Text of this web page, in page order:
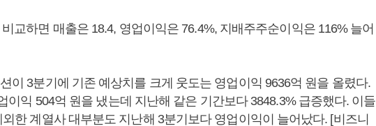
교하면 매출은 18.4, 영업이익은 76.4%, 지배주주순이익은 116% 늘어
이 3분기에 기존 예상치를 크게 웃도는 영업이익 9636억 원을 올렸다.
이익 504억 원을 냈는데 지난해 같은 기간보다 3848.3% 급증했다. 이들
한 계열사 대부분도 지난해 3분기보다 영업이익이 늘어났다. [비즈니